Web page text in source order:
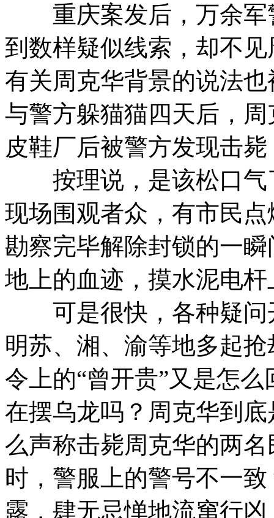
重庆案发后，万余军
到数样疑似线索，却不
有关周克华背景的说法
与警方躲猫猫四天后，
皮鞋厂后被警方发现击
按理说，是该松口气
现场围观者众，有市民
勘察完毕解除封锁的一
地上的血迹，摸水泥电
可是很快，各种疑问
明苏、湘、渝等地多起
令上的“曾开贵”又是怎
在摆乌龙吗？周克华到
么声称击毙周克华的两
时，警服上的警号不一
露，肆无忌惮地流窜行